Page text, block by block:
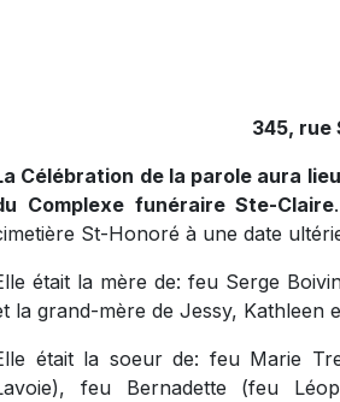
345, rue
Célébration de la parole aura
Complexe funéraire Ste-Claire
St-Honoré à une date
était la mère de: feu Serge
la grand-mère de Jessy, Kathleen
était la soeur de: feu Marie
feu Bernadette (feu